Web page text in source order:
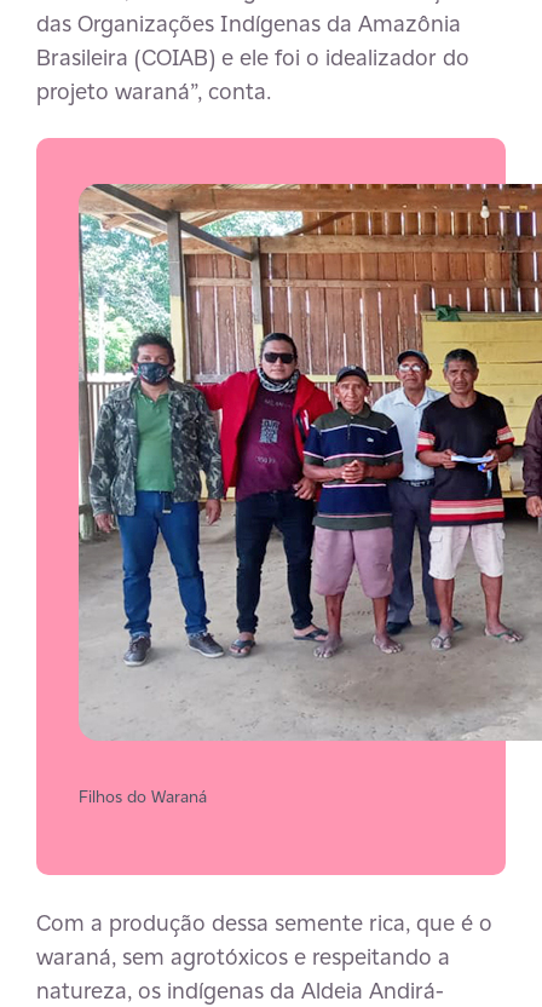
das Organizações Indígenas da Amazônia
Brasileira (COIAB) e ele foi o idealizador do
projeto waraná”, conta.
Filhos do Waraná
Com a produção dessa semente rica, que é o
waraná, sem agrotóxicos e respeitando a
natureza, os indígenas da Aldeia Andirá-